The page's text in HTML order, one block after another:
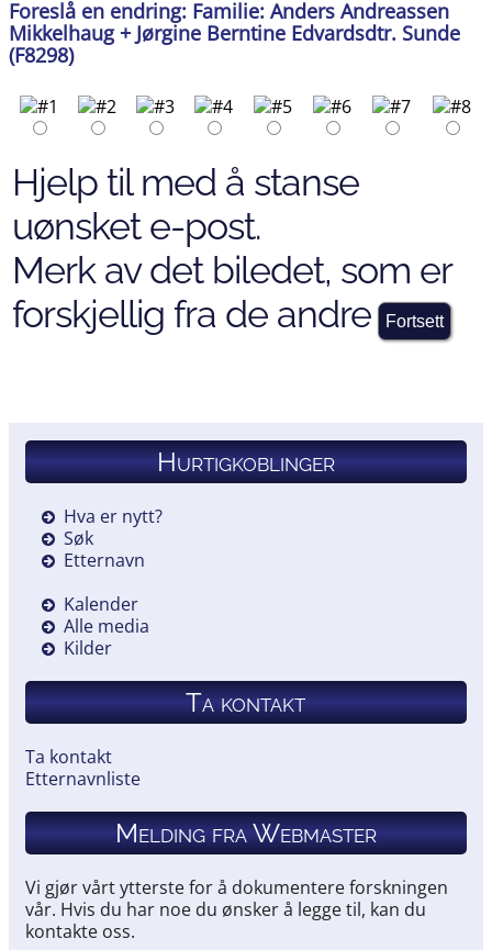
Foreslå en endring: Familie: Anders Andreassen
Mikkelhaug + Jørgine Berntine Edvardsdtr. Sunde
(F8298)
Hjelp til med å stanse
uønsket e-post.
Merk av det biledet, som er
forskjellig fra de andre
Hurtigkoblinger
Hva er nytt?
Søk
Etternavn
Kalender
Alle media
Kilder
Ta kontakt
Ta kontakt
Etternavnliste
Melding fra Webmaster
Vi gjør vårt ytterste for å dokumentere forskningen
vår. Hvis du har noe du ønsker å legge til, kan du
kontakte oss.